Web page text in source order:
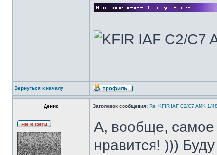
Вернуться к началу
Денис Заголовок сообщения: Re: KFIR IAF C2/C7 AMK 1/48
А, вообще, самое
нравится! )))